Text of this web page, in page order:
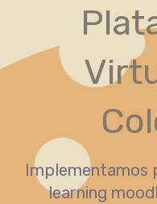
Implementamos
learning